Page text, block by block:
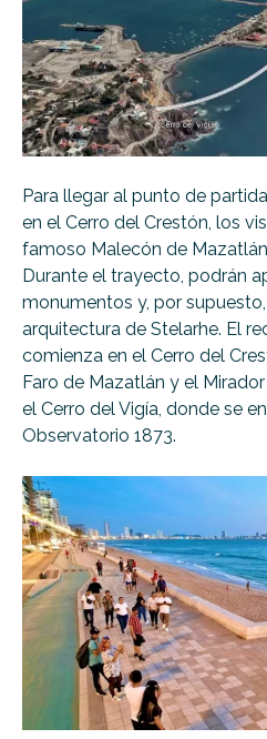
Para llegar al punto de
en el Cerro del Crestón, los
famoso Malecón de
Durante el trayecto, podrán
monumentos y, por
arquitectura de Stelarhe. El
comienza en el Cerro del
Faro de Mazatlán y el
el Cerro del Vigía, donde se
Observatorio 1873.